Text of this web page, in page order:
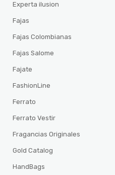
Experta ilusion
Fajas
Fajas Colombianas
Fajas Salome
Fajate
FashionLine
Ferrato
Ferrato Vestir
Fragancias Originales
Gold Catalog
HandBags